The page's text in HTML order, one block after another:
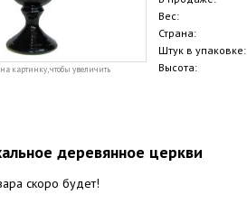
картинку, чтобы увеличить
Вес:
Страна:
Штук в упаковке:
Высота:
деревянное церкви
скоро будет!